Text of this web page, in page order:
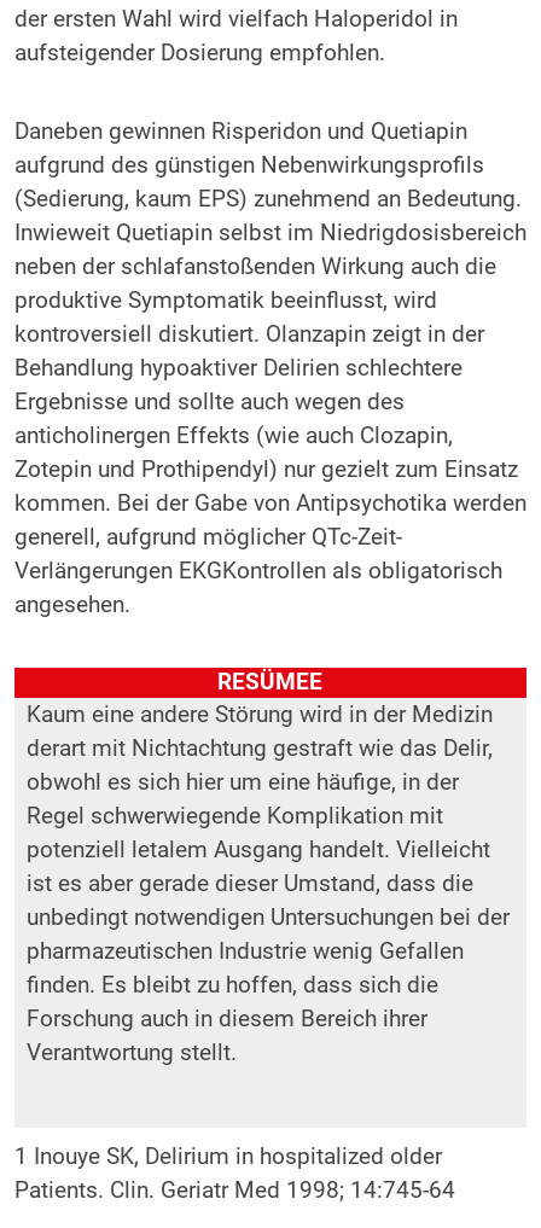
der ersten Wahl wird vielfach Haloperidol in
aufsteigender Dosierung empfohlen.
Daneben gewinnen Risperidon und Quetiapin
aufgrund des günstigen Nebenwirkungsprofils
(Sedierung, kaum EPS) zunehmend an Bedeutung.
Inwieweit Quetiapin selbst im Niedrigdosisbereich
neben der schlafanstoßenden Wirkung auch die
produktive Symptomatik beeinflusst, wird
kontroversiell diskutiert. Olanzapin zeigt in der
Behandlung hypoaktiver Delirien schlechtere
Ergebnisse und sollte auch wegen des
anticholinergen Effekts (wie auch Clozapin,
Zotepin und Prothipendyl) nur gezielt zum Einsatz
kommen. Bei der Gabe von Antipsychotika werden
generell, aufgrund möglicher QTc-Zeit-
Verlängerungen EKGKontrollen als obligatorisch
angesehen.
RESÜMEE
Kaum eine andere Störung wird in der Medizin
derart mit Nichtachtung gestraft wie das Delir,
obwohl es sich hier um eine häufige, in der
Regel schwerwiegende Komplikation mit
potenziell letalem Ausgang handelt. Vielleicht
ist es aber gerade dieser Umstand, dass die
unbedingt notwendigen Untersuchungen bei der
pharmazeutischen Industrie wenig Gefallen
finden. Es bleibt zu hoffen, dass sich die
Forschung auch in diesem Bereich ihrer
Verantwortung stellt.
1 Inouye SK, Delirium in hospitalized older
Patients. Clin. Geriatr Med 1998; 14:745-64